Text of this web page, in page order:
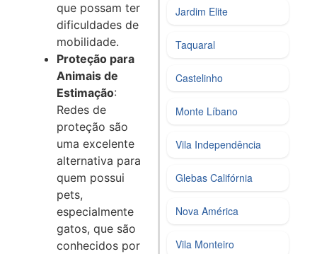
que possam ter
dificuldades de
mobilidade.
Proteção para
Animais de
Estimação:
Redes de
proteção são
uma excelente
alternativa para
quem possui
pets,
especialmente
gatos, que são
conhecidos por
Jardim Elite
Taquaral
Castelinho
Monte Líbano
Vila Independência
Glebas Califórnia
Nova América
Vila Monteiro